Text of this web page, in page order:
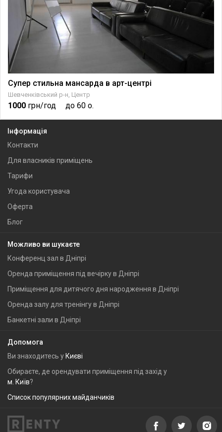
Супер стильна мансарда в арт-центрі
Шевченківський р-н, Центр
1000 грн/год до 60 о.
Інформація
Контакти
Для власників приміщень
Тарифи
Угода користувача
Оферта
Блог
Можливо ви шукаєте
Конференц зал в Дніпрі
Оренда приміщення під вечірку в Дніпрі
Приміщення для дитячого дня народження в Дніпрі
Оренда залу для тренінгу в Дніпрі
Банкетні зали в Дніпрі
Допомога
Ви знаходитесь у Києві
Обираєте, де орендувати приміщення під захід у
м. Київ?
Список популярних майданчиків